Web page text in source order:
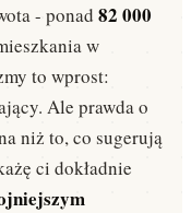
- ponad 82 000
w
to wprost:
Ale prawda o
niż to, co sugerują
ci dokładnie